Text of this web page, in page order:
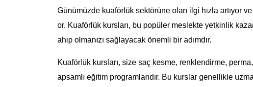
Günümüzde kuaförlük sektörüne olan ilgi hızla artıyor
or. Kuaförlük kursları, bu popüler meslekte yetkinlik
ahip olmanızı sağlayacak önemli bir adımdır.
Kuaförlük kursları, size saç kesme, renklendirme,
apsamlı eğitim programlarıdır. Bu kurslar genellikle